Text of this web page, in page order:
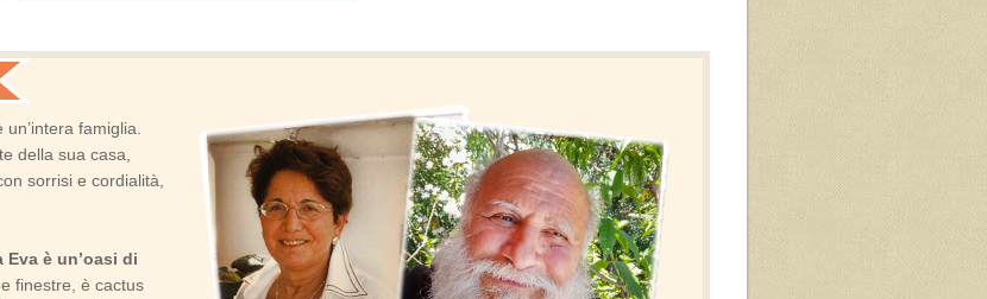
famiglia.
della sua casa,
sorrisi e cordialità,
è un’oasi di
finestre, è cactus